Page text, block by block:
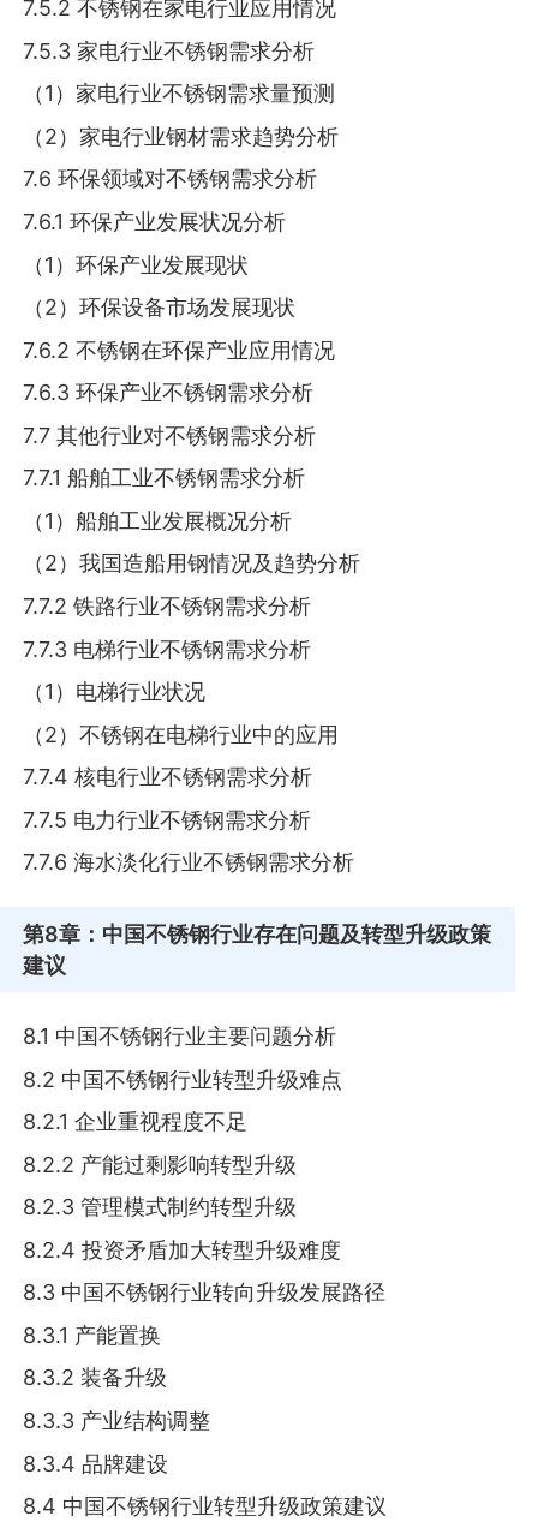
7.5.2 不锈钢在家电行业应用情况
7.5.3 家电行业不锈钢需求分析
（1）家电行业不锈钢需求量预测
（2）家电行业钢材需求趋势分析
7.6 环保领域对不锈钢需求分析
7.6.1 环保产业发展状况分析
（1）环保产业发展现状
（2）环保设备市场发展现状
7.6.2 不锈钢在环保产业应用情况
7.6.3 环保产业不锈钢需求分析
7.7 其他行业对不锈钢需求分析
7.7.1 船舶工业不锈钢需求分析
（1）船舶工业发展概况分析
（2）我国造船用钢情况及趋势分析
7.7.2 铁路行业不锈钢需求分析
7.7.3 电梯行业不锈钢需求分析
（1）电梯行业状况
（2）不锈钢在电梯行业中的应用
7.7.4 核电行业不锈钢需求分析
7.7.5 电力行业不锈钢需求分析
7.7.6 海水淡化行业不锈钢需求分析
第8章 ：中国不锈钢行业存在问题及转型升级政策
建议
8.1 中国不锈钢行业主要问题分析
8.2 中国不锈钢行业转型升级难点
8.2.1 企业重视程度不足
8.2.2 产能过剩影响转型升级
8.2.3 管理模式制约转型升级
8.2.4 投资矛盾加大转型升级难度
8.3 中国不锈钢行业转向升级发展路径
8.3.1 产能置换
8.3.2 装备升级
8.3.3 产业结构调整
8.3.4 品牌建设
8.4 中国不锈钢行业转型升级政策建议